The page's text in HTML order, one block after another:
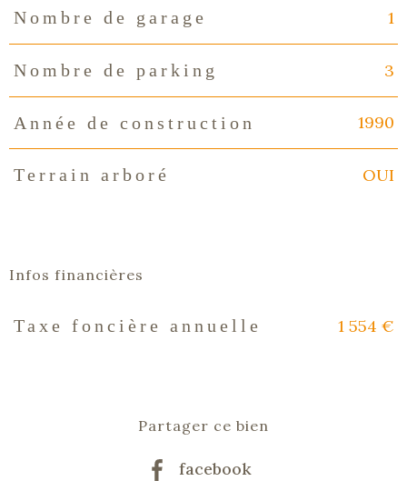
Nombre de garage 1
Nombre de parking 3
Année de construction 1990
Terrain arboré OUI
Infos financières
Caractéristiques Valeurs
Taxe foncière annuelle 1 554 €
Partager ce bien
facebook